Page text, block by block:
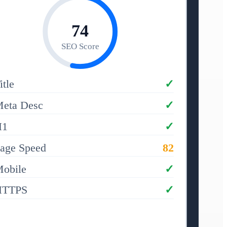
74
SEO Score
✓
Desc
✓
✓
Speed
82
✓
✓